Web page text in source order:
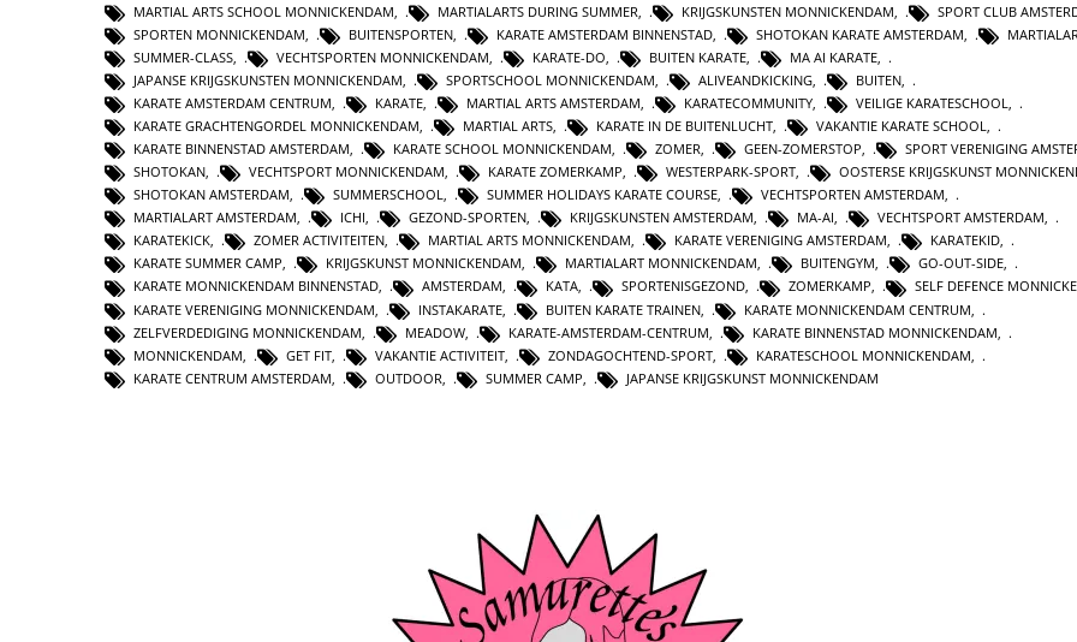
MARTIAL ARTS SCHOOL MONNICKENDAM
MARTIALARTS DURING SUMMER KRIJGSKUNSTEN MONNICKENDAM SPORT CLUB
SPORTEN MONNICKENDAM
BUITENSPORTEN KARATE AMSTERDAM BINNENSTAD SHOTOKAN KARATE AMSTERDAM
SUMMER-CLASS
VECHTSPORTEN MONNICKENDAM KARATE-DO BUITEN KARATE MA AI KARATE
JAPANSE KRIJGSKUNSTEN MONNICKENDAM
SPORTSCHOOL MONNICKENDAM ALIVEANDKICKING BUITEN
KARATE AMSTERDAM CENTRUM
KARATE MARTIAL ARTS AMSTERDAM KARATECOMMUNITY VEILIGE KARATESCHOOL
KARATE GRACHTENGORDEL MONNICKENDAM, MARTIAL ARTS, KARATE IN DE BUITENLUCHT, VAKANTIE KARATE SCHOOL,
KARATE BINNENSTAD AMSTERDAM, KARATE SCHOOL MONNICKENDAM, ZOMER, GEEN-ZOMERSTOP, SPORT VERENIGING
SHOTOKAN, VECHTSPORT MONNICKENDAM, KARATE ZOMERKAMP, WESTERPARK-SPORT, OOSTERSE KRIJGSKUNST
SHOTOKAN AMSTERDAM, SUMMERSCHOOL, SUMMER HOLIDAYS KARATE COURSE, VECHTSPORTEN AMSTERDAM,
MARTIALART AMSTERDAM, ICHI, GEZOND-SPORTEN, KRIJGSKUNSTEN AMSTERDAM, MA-AI, VECHTSPORT AMSTERDAM,
KARATEKICK, ZOMER ACTIVITEITEN, MARTIAL ARTS MONNICKENDAM, KARATE VERENIGING AMSTERDAM, KARATEKID,
KARATE SUMMER CAMP, KRIJGSKUNST MONNICKENDAM, MARTIALART MONNICKENDAM, BUITENGYM, GO-OUT-SIDE,
KARATE MONNICKENDAM BINNENSTAD, AMSTERDAM, KATA, SPORTENISGEZOND, ZOMERKAMP, SELF DEFENCE
KARATE VERENIGING MONNICKENDAM
INSTAKARATE BUITEN KARATE TRAINEN KARATE MONNICKENDAM CENTRUM
ZELFVERDEDIGING MONNICKENDAM
MEADOW KARATE-AMSTERDAM-CENTRUM KARATE BINNENSTAD MONNICKENDAM
MONNICKENDAM
GET FIT VAKANTIE ACTIVITEIT ZONDAGOCHTEND-SPORT KARATESCHOOL MONNICKENDAM
KARATE CENTRUM AMSTERDAM
OUTDOOR SUMMER CAMP JAPANSE KRIJGSKUNST MONNICKENDAM